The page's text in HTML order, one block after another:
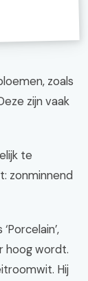
zoals
zijn vaak
te
zonminnend
hoog wordt.
Hij